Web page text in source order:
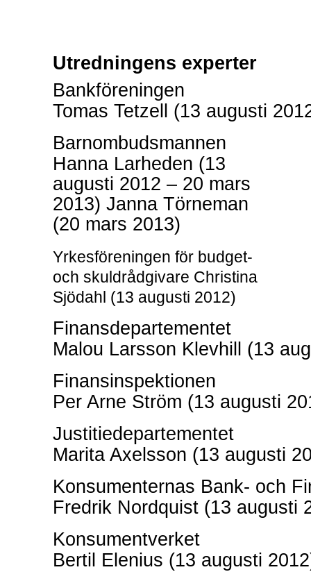
Utredningens experter
Bankföreningen
Tomas Tetzell (13 augusti
Barnombudsmannen
Hanna Larheden (13
augusti 2012 – 20 mars
2013) Janna Törneman
(20 mars 2013)
Yrkesföreningen för budget-
och skuldrådgivare Christina
Sjödahl (13 augusti 2012)
Finansdepartementet
Malou Larsson Klevhill (13
Finansinspektionen
Per Arne Ström (13 augusti
Justitiedepartementet
Marita Axelsson (13 augusti
Konsumenternas Bank- och
Fredrik Nordquist (13 augusti
Konsumentverket
Bertil Elenius (13 augusti